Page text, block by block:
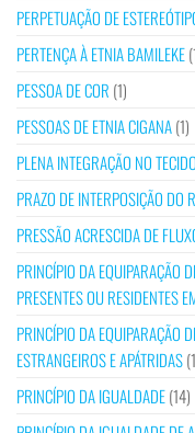
PERPETUAÇÃO DE
PERTENÇA À ETNIA BAMILEKE
PESSOA DE COR (1)
PESSOAS DE ETNIA CIGANA(1)
PLENA INTEGRAÇÃO NO
PRAZO DE INTERPOSIÇÃO DO
PRESSÃO ACRESCIDA DE
PRINCÍPIO DA EQUIPARAÇÃO
PRESENTES OU RESIDENTES
PRINCÍPIO DA EQUIPARAÇÃO
ESTRANGEIROS E APÁTRIDAS
PRINCÍPIO DA IGUALDADE(14)